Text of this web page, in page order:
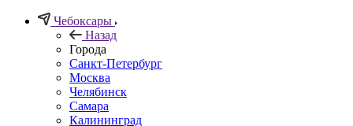
Чебоксары
Назад
Города
Санкт-Петербург
Москва
Челябинск
Самара
Калининград